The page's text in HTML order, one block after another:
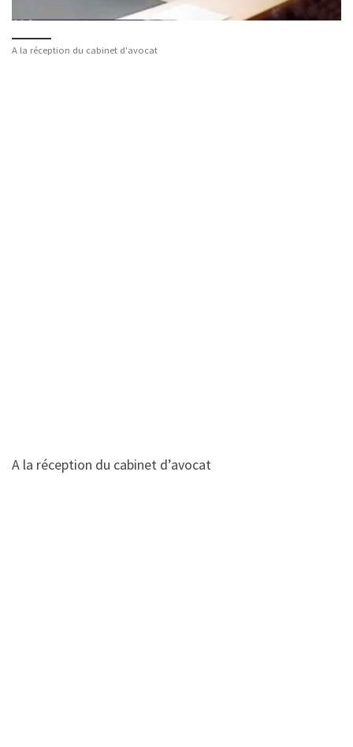
A la réception du cabinet d'avocat
A la réception du cabinet d’avocat